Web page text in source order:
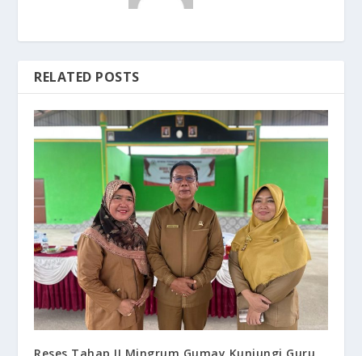
RELATED POSTS